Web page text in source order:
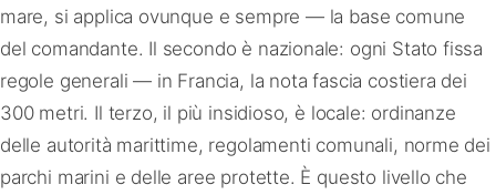
mare, si applica ovunque e sempre — la base comune
del comandante. Il secondo è nazionale: ogni Stato fissa
regole generali — in Francia, la nota fascia costiera dei
300 metri. Il terzo, il più insidioso, è locale: ordinanze
delle autorità marittime, regolamenti comunali, norme dei
parchi marini e delle aree protette. È questo livello che